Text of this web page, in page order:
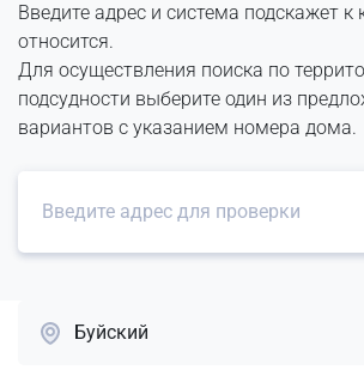
Введите адрес и система подскажет к
относится.
Для осуществления поиска по
подсудности выберите один из
вариантов с указанием номера дома.
Буйский